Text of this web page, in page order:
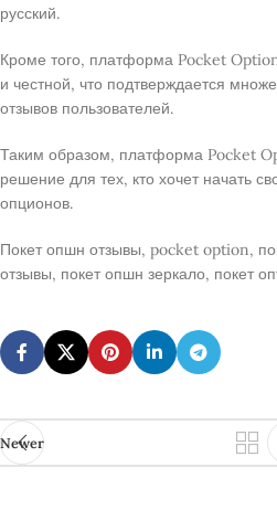
русский.
Кроме того, платформа Pocket
и честной, что подтверждается
отзывов пользователей.
Таким образом, платформа Pocket
решение для тех, кто хочет начать
опционов.
Покет опшн отзывы, pocket option,
отзывы, покет опшн зеркало, покет
Newer